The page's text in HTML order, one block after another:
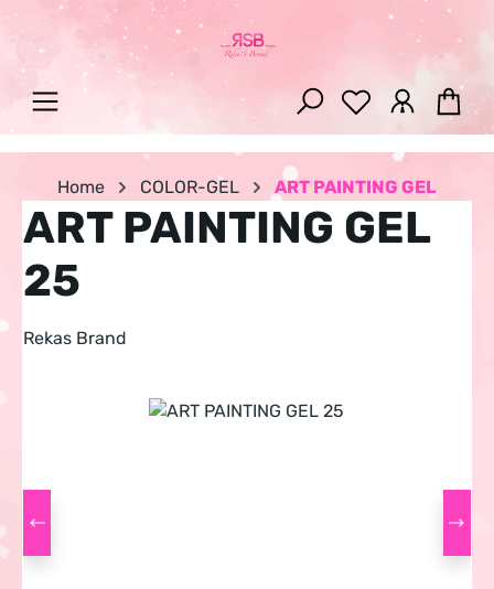
Zum Hauptinhalt springen
Home COLOR-GEL ART PAINTING GEL
ART PAINTING GEL
25
Rekas Brand
Bildergalerie überspringen